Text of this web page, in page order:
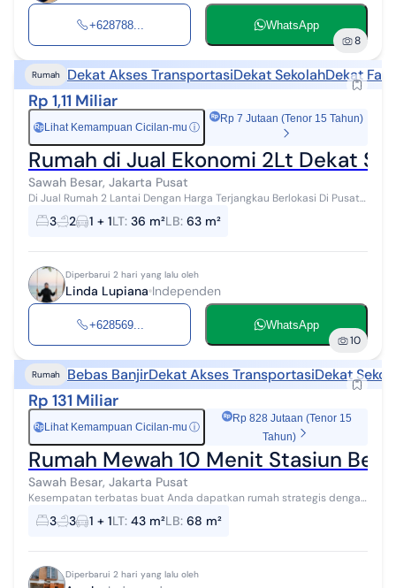
+628788... WhatsApp
8
Rumah Dekat Akses TransportasiDekat SekolahDekat
Rp 1,11 Miliar
Rp Lihat Kemampuan Cicilan-mu ⓘ
Rp 7 Jutaan (Tenor 15 Tahun)
Rumah di Jual Ekonomi 2Lt Dekat
Sawah Besar, Jakarta Pusat
Di Jual Rumah 2 Lantai Dengan Harga Terjangkau Berlokasi Di Pusat
Tengah Kota Jakarta Dengan Konsep Tampilan Bangunan Cluster
Mewah cantik Di Dukun...
3 2 1 + 1LT: 36 m²LB: 63 m²
Diperbarui 2 hari yang lalu oleh
Linda Lupiana Independen
+628569... WhatsApp
10
Rumah Bebas BanjirDekat Akses TransportasiDekat
Rp 131 Miliar
Rp Lihat Kemampuan Cicilan-mu ⓘ
Rp 828 Jutaan (Tenor 15
Tahun)
Rumah Mewah 10 Menit Stasiun
Sawah Besar, Jakarta Pusat
Kesempatan terbatas buat Anda dapatkan rumah strategis dengan
return investasi tinggi di Sawah Besar, Jakarta Pusat. Rumah ini
menawarkan lokasi y...
3 3 1 + 1LT: 43 m²LB: 68 m²
Diperbarui 2 hari yang lalu oleh